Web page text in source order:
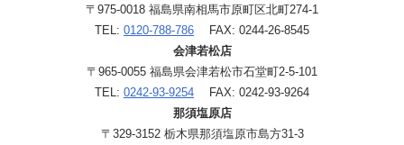
〒975-0018 福島県南相馬市原町区北町274-1
TEL: 0120-788-786 FAX: 0244-26-8545
会津若松店
〒965-0055 福島県会津若松市石堂町2-5-101
TEL: 0242-93-9254 FAX: 0242-93-9264
那須塩原店
〒329-3152 栃木県那須塩原市島方31-3